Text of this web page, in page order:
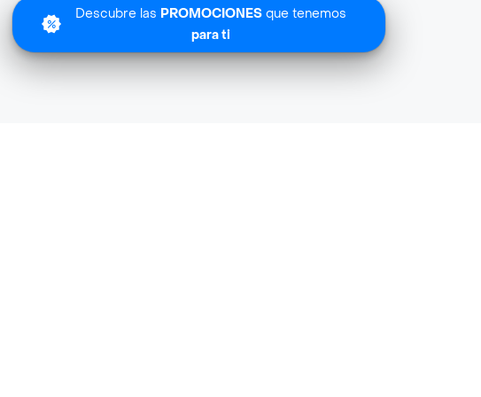
Descubre las PROMOCIONES que tenemos
para ti